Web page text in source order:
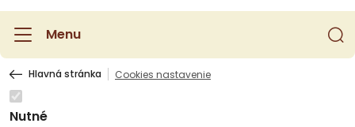
Menu
Hlavná stránka Cookies nastavenie
Nutné